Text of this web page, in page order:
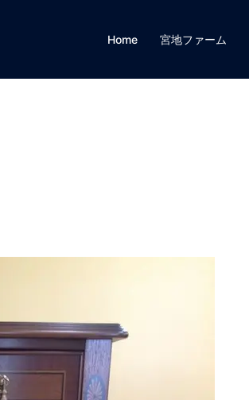
Home 宮地ファーム